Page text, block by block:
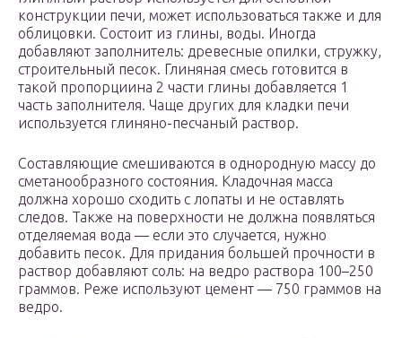
конструкции печи, может использоваться также и для
облицовки. Состоит из глины, воды. Иногда
добавляют заполнитель: древесные опилки, стружку,
строительный песок. Глиняная смесь готовится в
такой пропорциина 2 части глины добавляется 1
часть заполнителя. Чаще других для кладки печи
используется глиняно-песчаный раствор.
Составляющие смешиваются в однородную массу до
сметанообразного состояния. Кладочная масса
должна хорошо сходить с лопаты и не оставлять
следов. Также на поверхности не должна появляться
отделяемая вода — если это случается, нужно
добавить песок. Для придания большей прочности в
раствор добавляют соль: на ведро раствора 100–250
граммов. Реже используют цемент — 750 граммов на
ведро.